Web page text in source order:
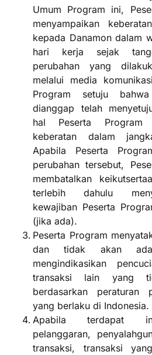
Umum Program ini,
menyampaikan
kepada Danamon dalam
hari kerja sejak
perubahan yang
melalui media
Program setuju
dianggap telah
hal Peserta Program
keberatan dalam
Apabila Peserta
perubahan tersebut,
membatalkan
terlebih dahulu
kewajiban Peserta
(jika ada).
Peserta Program
dan tidak akan
mengindikasikan
transaksi lain yang
berdasarkan peraturan
yang berlaku di Indonesia.
Apabila terdapat
pelanggaran,
transaksi, transaksi